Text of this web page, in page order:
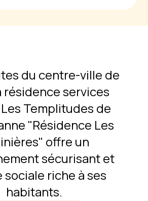
du centre-ville de
résidence services
Templitudes de
"Résidence Les
offre un
sécurisant et
sociale riche à ses
habitants.